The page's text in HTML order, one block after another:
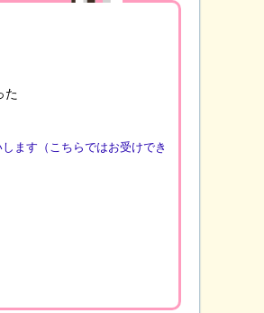
た
ます（こちらではお受けでき